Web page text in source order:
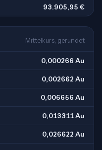
93.905,95 €
Mittelkurs, gerundet
0,000266 Au
0,002662 Au
0,006656 Au
0,013311 Au
0,026622 Au